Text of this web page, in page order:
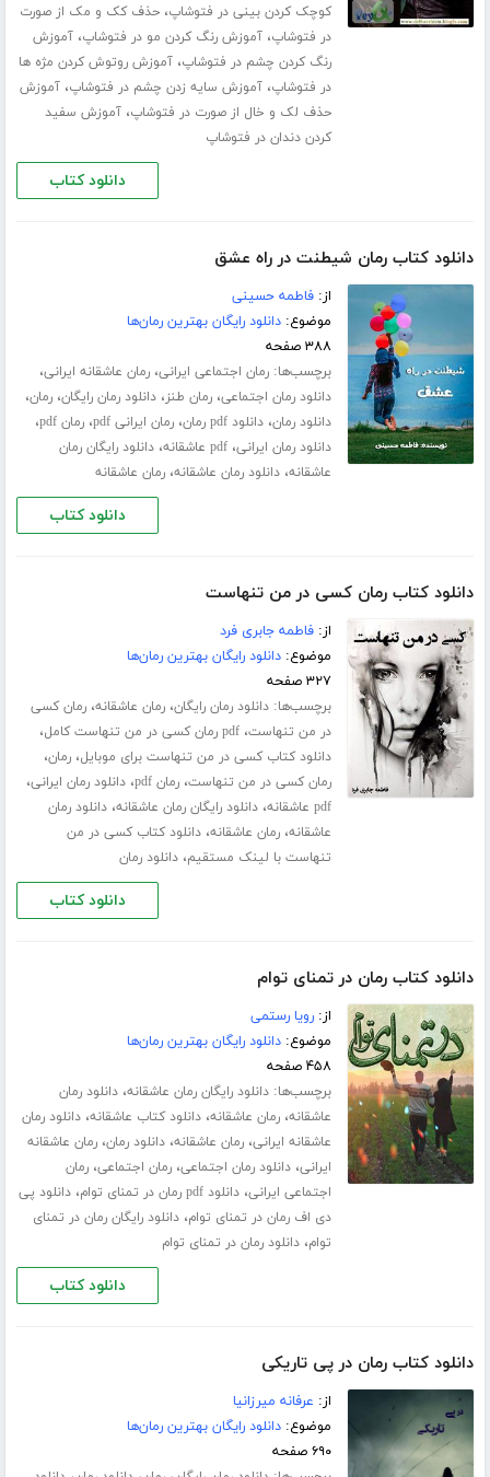
کوچک کردن بینی در فتوشاپ،حذف کک و مک از صورت
در فتوشاپ،آموزش رنگ کردن مو در فتوشاپ،آموزش
رنگ کردن چشم در فتوشاپ،آموزش روتوش کردن مژه ها
در فتوشاپ،آموزش سایه زدن چشم در فتوشاپ،آموزش
حذف لک و خال از صورت در فتوشاپ،آموزش سفید
کردن دندان در فتوشاپ
دانلود کتاب
دانلود کتاب رمان شیطنت در راه عشق
از:فاطمه حسینی
موضوع:دانلود رایگان بهترین رمان‌ها
۳۸۸ صفحه
برچسب‌ها:رمان اجتماعی ایرانی،رمان عاشقانه ایرانی،
دانلود رمان اجتماعی،رمان طنز،دانلود رمان رایگان،رمان،
دانلود رمان،دانلود pdf رمان ،رمان ایرانی pdf ،رمان pdf ،
دانلود رمان ایرانی،pdf عاشقانه ،دانلود رایگان رمان
عاشقانه،دانلود رمان عاشقانه،رمان عاشقانه
دانلود کتاب
دانلود کتاب رمان کسی در من تنهاست
از:فاطمه جابری فرد
موضوع:دانلود رایگان بهترین رمان‌ها
۳۲۷ صفحه
برچسب‌ها:دانلود رمان رایگان،رمان عاشقانه،رمان کسی
در من تنهاست،pdf رمان کسی در من تنهاست کامل ،
دانلود کتاب کسی در من تنهاست برای موبایل،رمان،
رمان کسی در من تنهاست،رمان pdf ،دانلود رمان ایرانی،
pdf عاشقانه ،دانلود رایگان رمان عاشقانه،دانلود رمان
عاشقانه،رمان عاشقانه،دانلود کتاب کسی در من
تنهاست با لینک مستقیم،دانلود رمان
دانلود کتاب
دانلود کتاب رمان در تمنای توام
از:رویا رستمی
موضوع:دانلود رایگان بهترین رمان‌ها
۴۵۸ صفحه
برچسب‌ها:دانلود رایگان رمان عاشقانه،دانلود رمان
عاشقانه،رمان عاشقانه،دانلود کتاب عاشقانه،دانلود رمان
عاشقانه ایرانی،رمان عاشقانه،دانلود رمان،رمان عاشقانه
ایرانی،دانلود رمان اجتماعی،رمان اجتماعی،رمان
اجتماعی ایرانی،دانلود pdf رمان در تمنای توام ،دانلود پی
دی اف رمان در تمنای توام،دانلود رایگان رمان در تمنای
توام،دانلود رمان در تمنای توام
دانلود کتاب
دانلود کتاب رمان در پی تاریکی
از: عرفانه میرزانیا
موضوع:دانلود رایگان بهترین رمان‌ها
۶۹۰ صفحه